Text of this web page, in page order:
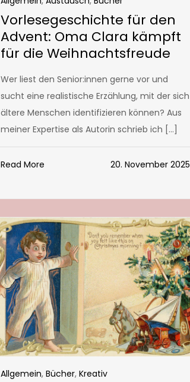
Vorlesegeschichte für den
Advent: Oma Clara kämpft
für die Weihnachtsfreude
Wer liest den Senior:innen gerne vor und
sucht eine realistische Erzählung, mit der sich
ältere Menschen identifizieren können? Aus
meiner Expertise als Autorin schrieb ich […]
Read More 20. November 2025
Allgemein, Bücher, Kreativ